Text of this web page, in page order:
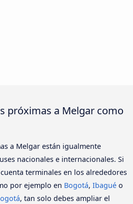
próximas a Melgar como
a Melgar están igualmente
nacionales e internacionales. Si
terminales en los alrededores
por ejemplo en Bogotá, Ibagué o
, tan solo debes ampliar el